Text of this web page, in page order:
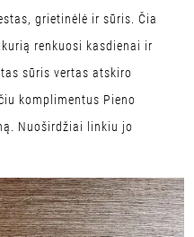
grietinėlė ir sūris. Čia
renkuosi kasdienai ir
sūris vertas atskiro
komplimentus Pieno
Nuoširdžiai linkiu jo